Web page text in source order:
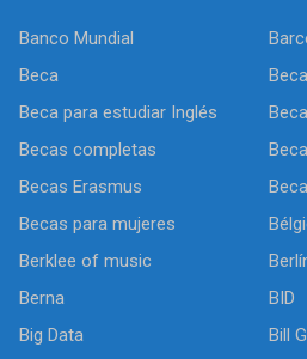
Banco Mundial
Beca
Beca para estudiar Inglés
Becas completas
Becas Erasmus
Becas para mujeres
Berklee of music
Berna
BID
Big Data
Bill